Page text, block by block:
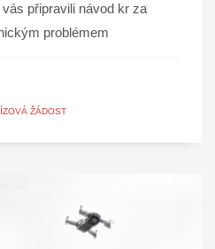
připravili návod kr za
problémem
ŽÁDOST